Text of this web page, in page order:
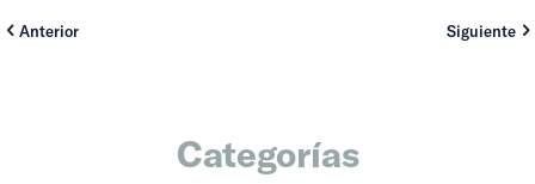
Anterior Siguiente
Categorías